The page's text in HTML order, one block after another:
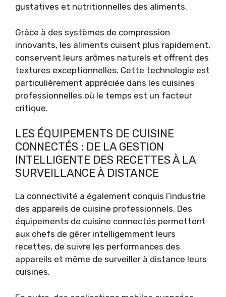
gustatives et nutritionnelles des aliments.
Grâce à des systèmes de compression
innovants, les aliments cuisent plus rapidement,
conservent leurs arômes naturels et offrent des
textures exceptionnelles. Cette technologie est
particulièrement appréciée dans les cuisines
professionnelles où le temps est un facteur
critique.
LES ÉQUIPEMENTS DE CUISINE
CONNECTÉS : DE LA GESTION
INTELLIGENTE DES RECETTES À LA
SURVEILLANCE À DISTANCE
La connectivité a également conquis l’industrie
des appareils de cuisine professionnels. Des
équipements de cuisine connectés permettent
aux chefs de gérer intelligemment leurs
recettes, de suivre les performances des
appareils et même de surveiller à distance leurs
cuisines.